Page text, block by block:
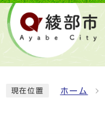
現在位置 ホーム